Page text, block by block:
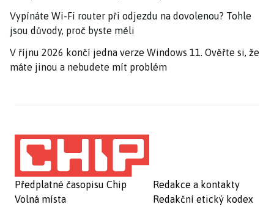
Vypínáte Wi-Fi router při odjezdu na dovolenou? Tohle
jsou důvody, proč byste měli
V říjnu 2026 končí jedna verze Windows 11. Ověřte si, že
máte jinou a nebudete mít problém
Předplatné časopisu Chip
Volná místa
Redakce a kontakty
Redakční etický kodex